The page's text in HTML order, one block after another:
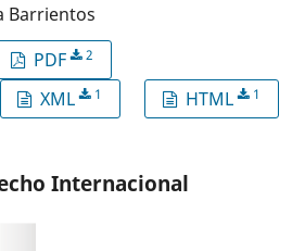
Barrientos
PDF 2
XML 1 HTML 1
Internacional